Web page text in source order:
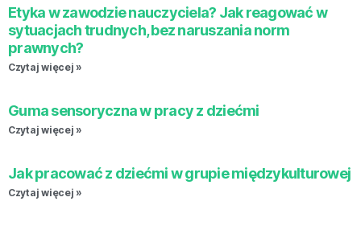
Etyka w zawodzie nauczyciela? Jak reagować w
sytuacjach trudnych, bez naruszania norm
prawnych?
Czytaj więcej »
Guma sensoryczna w pracy z dziećmi
Czytaj więcej »
Jak pracować z dziećmi w grupie międzykulturowej
Czytaj więcej »